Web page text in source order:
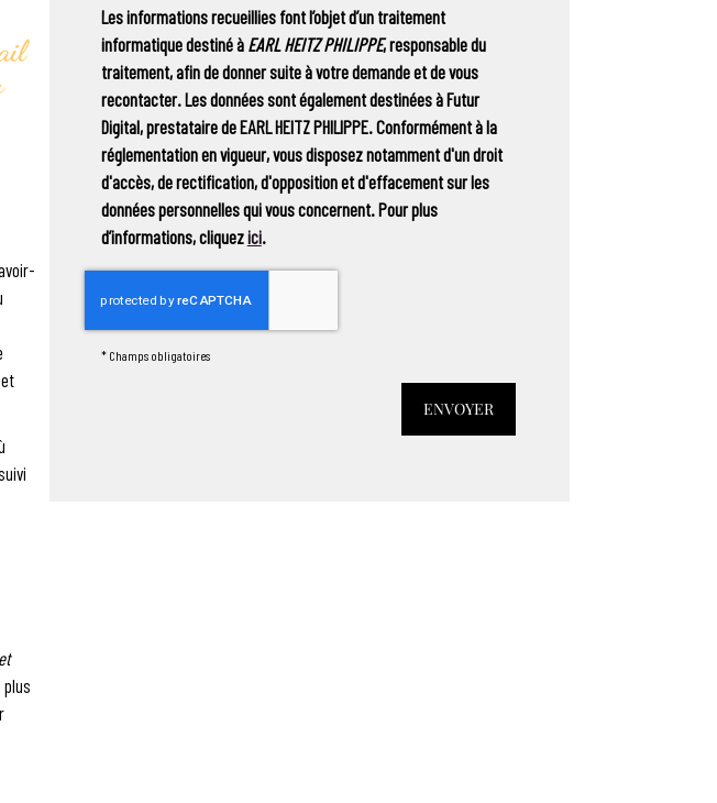
Les informations recueillies font l’objet d’un traitement
informatique destiné àEARL HEITZ PHILIPPE, responsable du
traitement, afin de donner suite à votre demande et de vous
recontacter. Les données sont également destinées à Futur
Digital, prestataire de EARL HEITZ PHILIPPE. Conformément à la
réglementation en vigueur, vous disposez notamment d'un droit
d'accès, de rectification, d'opposition et d'effacement sur les
données personnelles qui vous concernent. Pour plus
d’informations, cliquezici.
* Champs obligatoires